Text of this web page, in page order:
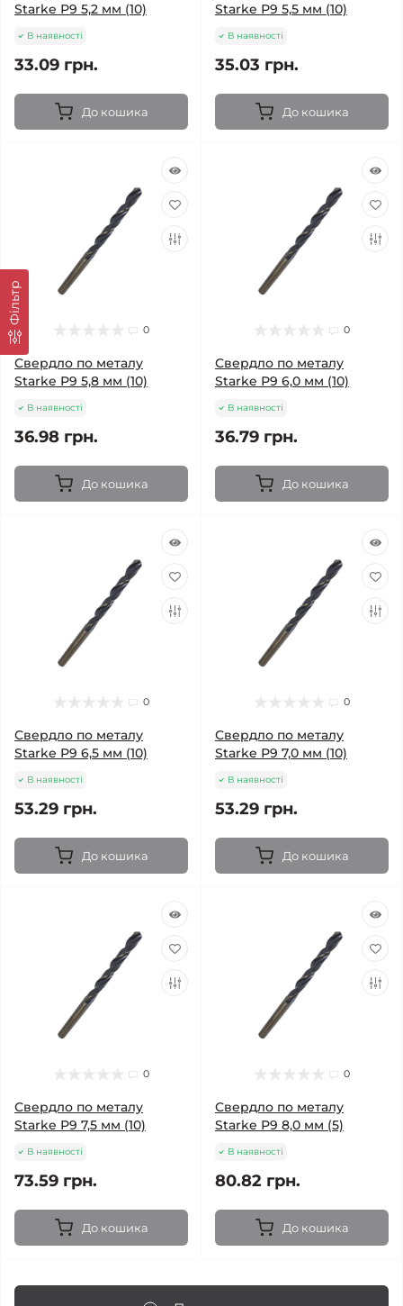
Фільтр
Starke Р9 5,2 мм (10)
В наявності
33.09 грн.
До кошика
Starke Р9 5,5 мм (10)
В наявності
35.03 грн.
До кошика
0
Свердло по металу
Starke Р9 5,8 мм (10)
В наявності
36.98 грн.
До кошика
0
Свердло по металу
Starke Р9 6,0 мм (10)
В наявності
36.79 грн.
До кошика
0
Свердло по металу
Starke Р9 6,5 мм (10)
В наявності
53.29 грн.
До кошика
0
Свердло по металу
Starke Р9 7,0 мм (10)
В наявності
53.29 грн.
До кошика
0
Свердло по металу
Starke Р9 7,5 мм (10)
В наявності
73.59 грн.
До кошика
0
Свердло по металу
Starke Р9 8,0 мм (5)
В наявності
80.82 грн.
До кошика